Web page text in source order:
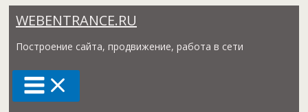
Перейти
содержимому
WEBENTRANCE.RU
Построение сайта, продвижение, работа в сети